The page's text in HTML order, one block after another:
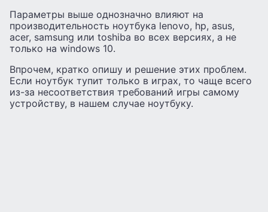
Параметры выше однозначно влияют на
производительность ноутбука lenovo, hp, asus,
acer, samsung или toshiba во всех версиях, а не
только на windows 10.
Впрочем, кратко опишу и решение этих проблем.
Если ноутбук тупит только в играх, то чаще всего
из-за несоответствия требований игры самому
устройству, в нашем случае ноутбуку.